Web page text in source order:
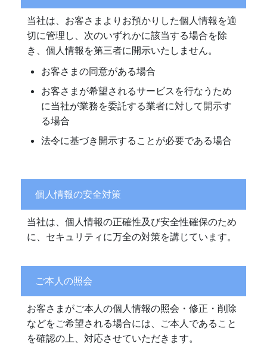
当社は、お客さまよりお預かりした個人情報を適
切に管理し、次のいずれかに該当する場合を除
き、個人情報を第三者に開示いたしません。
お客さまの同意がある場合
お客さまが希望されるサービスを行なうため
に当社が業務を委託する業者に対して開示す
る場合
法令に基づき開示することが必要である場合
個人情報の安全対策
当社は、個人情報の正確性及び安全性確保のため
に、セキュリティに万全の対策を講じています。
ご本人の照会
お客さまがご本人の個人情報の照会・修正・削除
などをご希望される場合には、ご本人であること
を確認の上、対応させていただきます。